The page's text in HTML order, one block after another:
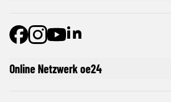
Online Netzwerk oe24